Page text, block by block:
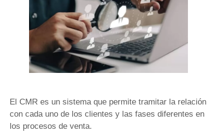
El CMR es un sistema que permite tramitar la relación
con cada uno de los clientes y las fases diferentes en
los procesos de venta.